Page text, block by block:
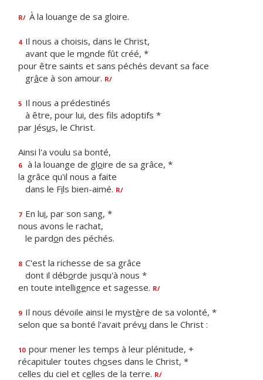
R/ À la louange de sa gloire.
4 Il nous a choisis, dans le Christ,
avant que le monde fût créé, *
pour être saints et sans péchés devant sa face
grâce à son amour. R/
5 Il nous a prédestinés
à être, pour lui, des fls adoptifs *
par Jésus, le Christ.
Ainsi l'a voulu sa bonté,
6 à la louange de gloire de sa grâce, *
la grâce qu'il nous a faite
dans le Fils bien-aimé. R/
7 En lui, par son sang, *
nous avons le rachat,
le pardon des péchés.
8 C'est la richesse de sa grâce
dont il déborde jusqu'à nous *
en toute intelligence et sagesse. R/
9 Il nous dévoile ainsi le mystère de sa volonté, *
selon que sa bonté l'avait prévu dans le Christ :
10 pour mener les temps à leur plénitude, +
récapituler toutes choses dans le Christ, *
celles du ciel et celles de la terre. R/